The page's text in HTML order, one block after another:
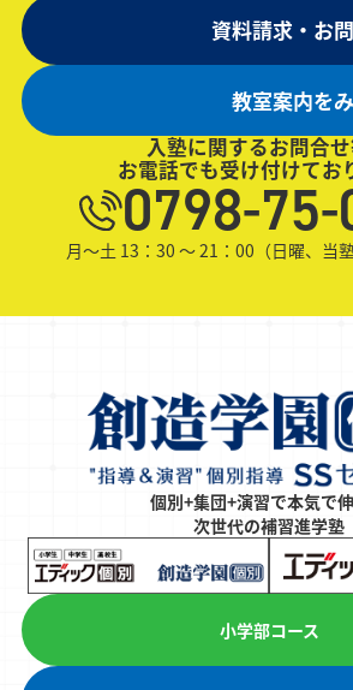
資料請求・お
教室案内を
入塾に関するお問合
お電話でも受け付けてお
0798-
月～土 13：30 ～ 21：00（日曜、当
個別+集団+演習で本気で
次世代の補習進学塾
小学部コース